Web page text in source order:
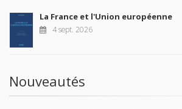
La France et l'Union européenne
4 sept. 2026
Nouveautés